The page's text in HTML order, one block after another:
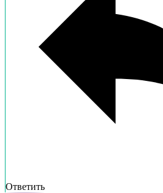
Ответить